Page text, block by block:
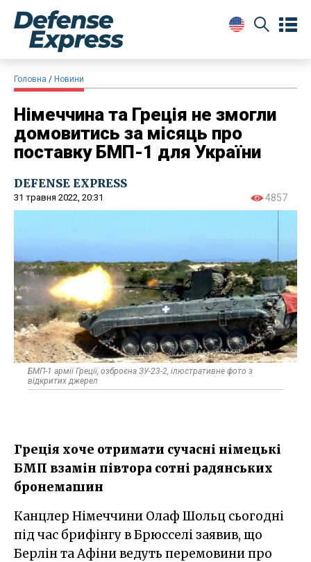
Головна Новини
Німеччина та Греція не змогли
домовитись за місяць про
поставку БМП-1 для України
DEFENSE EXPRESS
31 травня 2022, 20:31 4857
БМП-1 армії Греції, озброєна ЗУ-23-2, ілюстративне фото з
відкритих джерел
Греція хоче отримати сучасні німецькі
БМП взамін півтора сотні радянських
бронемашин
Канцлер Німеччини Олаф Шольц сьогодні
під час брифінгу в Брюсселі заявив, що
Берлін та Афіни ведуть перемовини про